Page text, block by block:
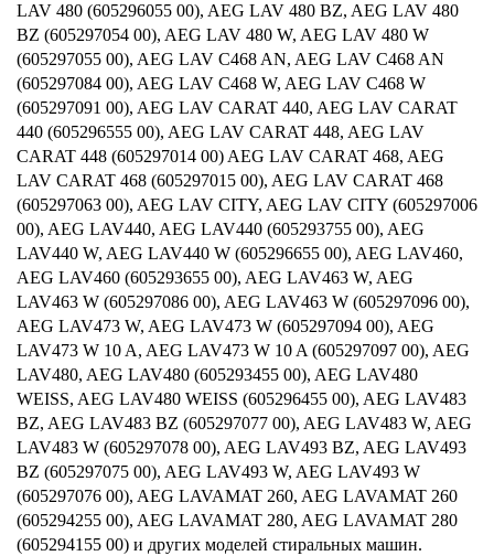
LAV 480 (605296055 00), AEG LAV 480 BZ, AEG LAV 480
BZ (605297054 00), AEG LAV 480 W, AEG LAV 480 W
(605297055 00), AEG LAV C468 AN, AEG LAV C468 AN
(605297084 00), AEG LAV C468 W, AEG LAV C468 W
(605297091 00), AEG LAV CARAT 440, AEG LAV CARAT
440 (605296555 00), AEG LAV CARAT 448, AEG LAV
CARAT 448 (605297014 00) AEG LAV CARAT 468, AEG
LAV CARAT 468 (605297015 00), AEG LAV CARAT 468
(605297063 00), AEG LAV CITY, AEG LAV CITY (605297006
00), AEG LAV440, AEG LAV440 (605293755 00), AEG
LAV440 W, AEG LAV440 W (605296655 00), AEG LAV460,
AEG LAV460 (605293655 00), AEG LAV463 W, AEG
LAV463 W (605297086 00), AEG LAV463 W (605297096 00),
AEG LAV473 W, AEG LAV473 W (605297094 00), AEG
LAV473 W 10 A, AEG LAV473 W 10 A (605297097 00), AEG
LAV480, AEG LAV480 (605293455 00), AEG LAV480
WEISS, AEG LAV480 WEISS (605296455 00), AEG LAV483
BZ, AEG LAV483 BZ (605297077 00), AEG LAV483 W, AEG
LAV483 W (605297078 00), AEG LAV493 BZ, AEG LAV493
BZ (605297075 00), AEG LAV493 W, AEG LAV493 W
(605297076 00), AEG LAVAMAT 260, AEG LAVAMAT 260
(605294255 00), AEG LAVAMAT 280, AEG LAVAMAT 280
(605294155 00) и других моделей стиральных машин.